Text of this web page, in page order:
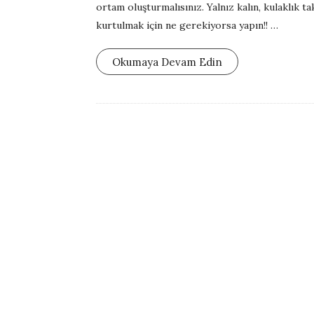
a
ortam oluşturmalısınız. Yalnız kalın, kulaklık
kurtulmak için ne gerekiyorsa yapın!! …
Okumaya Devam Edin